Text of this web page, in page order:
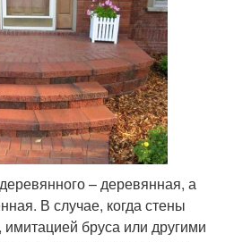
– деревянная, а
В случае, когда стены
бруса или другими